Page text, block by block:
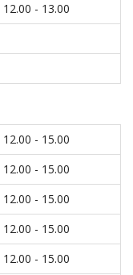
12.00 - 13.00
12.00 - 15.00
12.00 - 15.00
12.00 - 15.00
12.00 - 15.00
12.00 - 15.00